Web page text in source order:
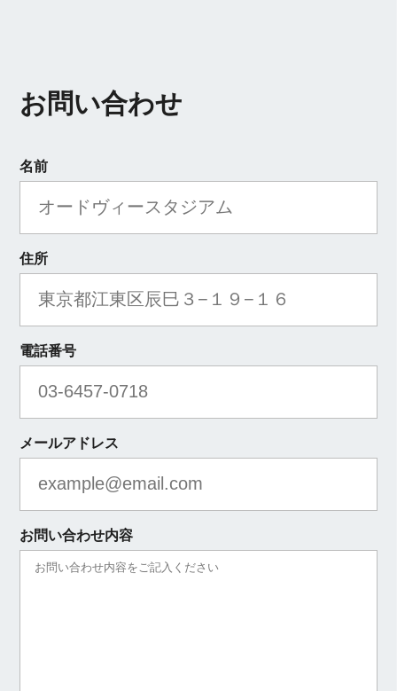
お問い合わせ
名前
住所
電話番号
メールアドレス
お問い合わせ内容